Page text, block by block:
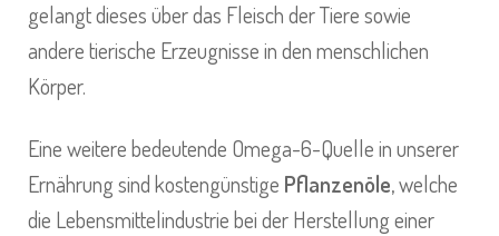
gelangt dieses über das Fleisch der Tiere sowie
andere tierische Erzeugnisse in den menschlichen
Körper.
Eine weitere bedeutende Omega-6-Quelle in unserer
Ernährung sind kostengünstige Pflanzenöle, welche
die Lebensmittelindustrie bei der Herstellung einer